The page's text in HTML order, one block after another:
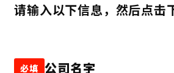
请输入以下信息，然后点击
必填 公司名字